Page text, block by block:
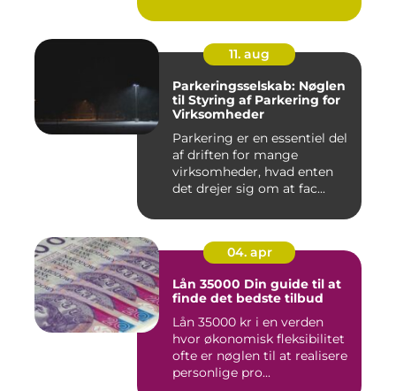
11. aug
Parkeringsselskab: Nøglen
til Styring af Parkering for
Virksomheder
Parkering er en essentiel del
af driften for mange
virksomheder, hvad enten
det drejer sig om at fac...
04. apr
Lån 35000 Din guide til at
finde det bedste tilbud
Lån 35000 kr i en verden
hvor økonomisk fleksibilitet
ofte er nøglen til at realisere
personlige pro...